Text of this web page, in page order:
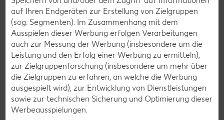
Blaubeer-Rezepte
Bananen-Rezepte
Zurück zu allen Rezepten
auf Ihren Endgeräten zur Erstellung von Zielgruppen
(sog. Segmenten). Im Zusammenhang mit dem
Ausspielen dieser Werbung erfolgen Verarbeitungen
auch zur Messung der Werbung (insbesondere um die
Leistung und den Erfolg einer Werbung zu ermitteln),
zur Zielgruppenforschung (insbesondere um mehr über
die Zielgruppen zu erfahren, an welche die Werbung
ausgespielt wird), zur Entwicklung von Dienstleistungen
sowie zur technischen Sicherung und Optimierung dieser
Werbeausspielungen.